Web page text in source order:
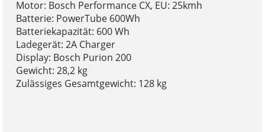
Motor: Bosch Performance CX, EU: 25kmh
Batterie: PowerTube 600Wh
Batteriekapazität: 600 Wh
Ladegerät: 2A Charger
Display: Bosch Purion 200
Gewicht: 28,2 kg
Zulässiges Gesamtgewicht: 128 kg